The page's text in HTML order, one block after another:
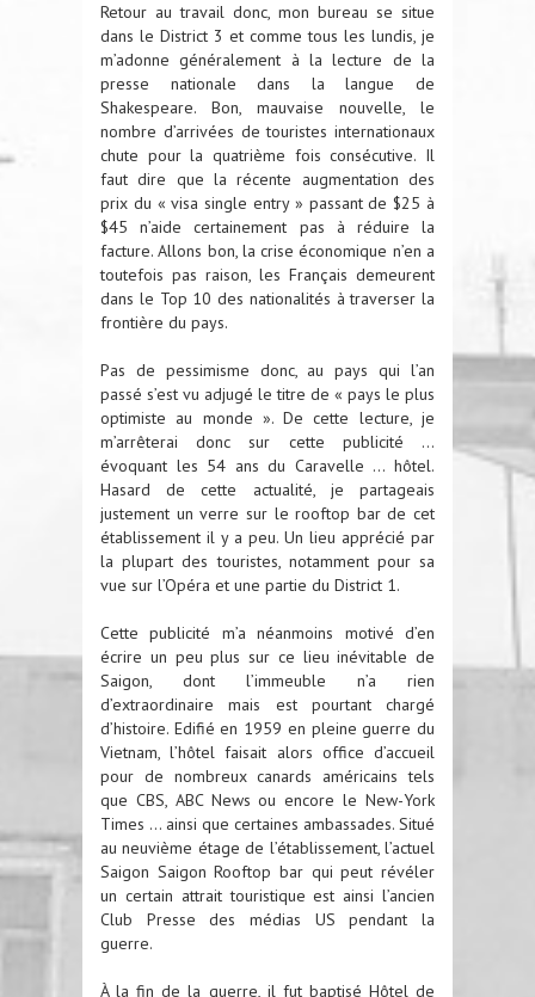
Retour au travail donc, mon bureau se situe
dans le District 3 et comme tous les lundis, je
m’adonne généralement à la lecture de la
presse nationale dans la langue de
Shakespeare. Bon, mauvaise nouvelle, le
nombre d’arrivées de touristes internationaux
chute pour la quatrième fois consécutive. Il
faut dire que la récente augmentation des
prix du « visa single entry » passant de $25 à
$45 n’aide certainement pas à réduire la
facture. Allons bon, la crise économique n’en a
toutefois pas raison, les Français demeurent
dans le Top 10 des nationalités à traverser la
frontière du pays.
Pas de pessimisme donc, au pays qui l’an
passé s’est vu adjugé le titre de « pays le plus
optimiste au monde ». De cette lecture, je
m’arrêterai donc sur cette publicité …
évoquant les 54 ans du Caravelle … hôtel.
Hasard de cette actualité, je partageais
justement un verre sur le rooftop bar de cet
établissement il y a peu. Un lieu apprécié par
la plupart des touristes, notamment pour sa
vue sur l’Opéra et une partie du District 1.
Cette publicité m’a néanmoins motivé d’en
écrire un peu plus sur ce lieu inévitable de
Saigon, dont l’immeuble n’a rien
d’extraordinaire mais est pourtant chargé
d’histoire. Edifié en 1959 en pleine guerre du
Vietnam, l’hôtel faisait alors office d’accueil
pour de nombreux canards américains tels
que CBS, ABC News ou encore le New-York
Times … ainsi que certaines ambassades. Situé
au neuvième étage de l’établissement, l’actuel
Saigon Saigon Rooftop bar qui peut révéler
un certain attrait touristique est ainsi l’ancien
Club Presse des médias US pendant la
guerre.
À la fin de la guerre, il fut baptisé Hôtel de